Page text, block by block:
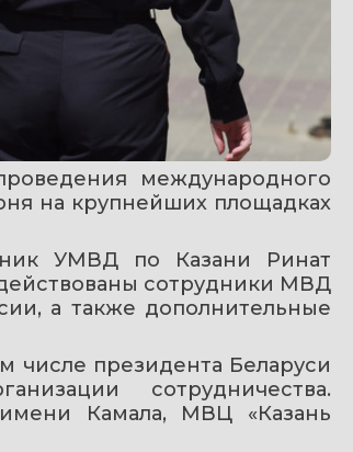
международного
на крупнейших площадках
УМВД по Казани Ринат
сотрудники МВД
а также дополнительные
числе президента Беларуси
сотрудничества.
Камала, МВЦ «Казань